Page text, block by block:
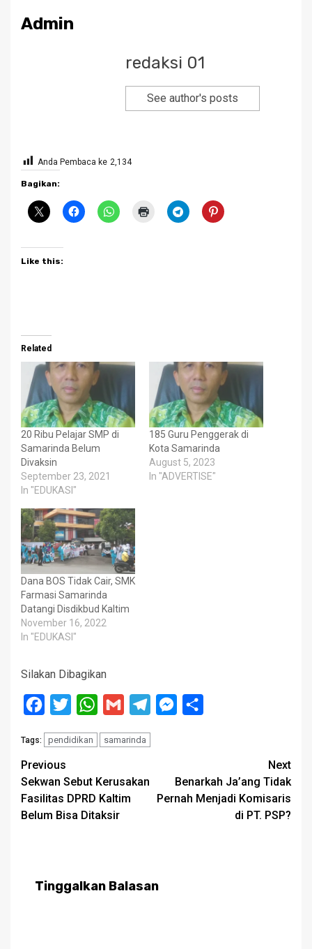
Admin
redaksi 01
See author's posts
Anda Pembaca ke 2,134
Bagikan:
Like this:
Related
20 Ribu Pelajar SMP di
Samarinda Belum
Divaksin
September 23, 2021
In "EDUKASI"
185 Guru Penggerak di
Kota Samarinda
August 5, 2023
In "ADVERTISE"
Dana BOS Tidak Cair, SMK
Farmasi Samarinda
Datangi Disdikbud Kaltim
November 16, 2022
In "EDUKASI"
Silakan Dibagikan
Facebook
Twitter WhatsApp
Gmail TelegramMessenger
Tags: pendidikan samarinda
Post
navigation
Previous
Sekwan Sebut Kerusakan
Fasilitas DPRD Kaltim
Belum Bisa Ditaksir
Next
Benarkah Ja’ang Tidak
Pernah Menjadi Komisaris
di PT. PSP?
Tinggalkan Balasan